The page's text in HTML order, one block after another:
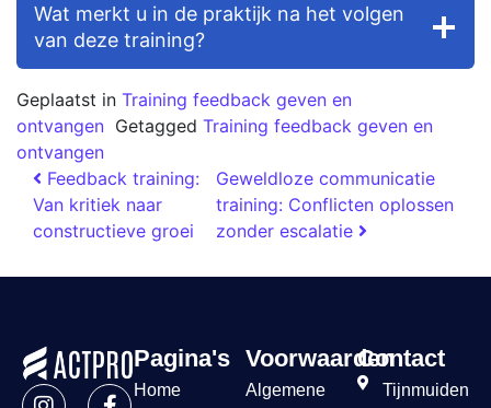
Wat merkt u in de praktijk na het volgen
van deze training?
Geplaatst in Training feedback geven en
ontvangen Getagged Training feedback geven en
ontvangen
Feedback training:
Van kritiek naar
constructieve groei
Geweldloze communicatie
training: Conflicten oplossen
zonder escalatie
Pagina's
Home
Voorwaarden
Algemene
Contact
Tijnmuiden